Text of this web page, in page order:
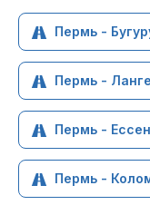
Пермь -
Пермь -
Пермь -
Пермь -